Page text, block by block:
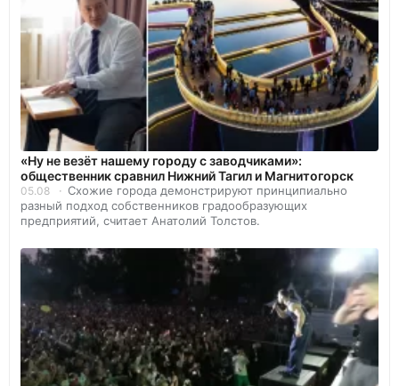
«Ну не везёт нашему городу с заводчиками»:
общественник сравнил Нижний Тагил и Магнитогорск
05.08
Схожие города демонстрируют принципиально
разный подход собственников градообразующих
предприятий, считает Анатолий Толстов.